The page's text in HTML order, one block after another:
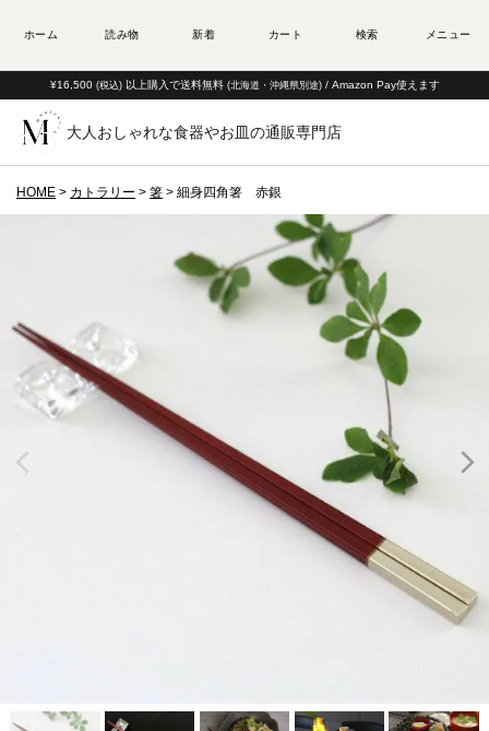
¥16,500 (税込) 以上購入で送料無料 (北海道・沖縄県別途) / Amazon Pay使えます
大人おしゃれな食器やお皿の通販専門店
HOME カトラリー 箸 細身四角箸 赤銀